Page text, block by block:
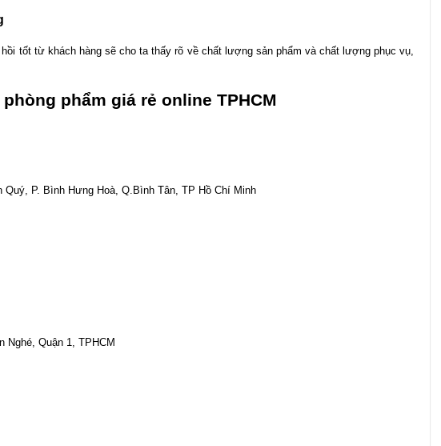
tốt từ khách hàng sẽ cho ta thấy rõ về chất lượng sản phẩm và chất lượng phục vụ,
phẩm giá rẻ online TPHCM
P. Bình Hưng Hoà, Q.Bình Tân, TP Hồ Chí Minh
Nghé, Quận 1, TPHCM